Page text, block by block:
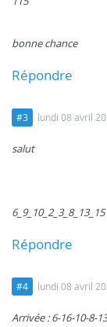
bonne chance
Répondre
#3 lundi 08 avril
salut
6_9_10_2_3_8_13_15
Répondre
#4 lundi 08 avril
Arrivée : 6-16-10-8-13